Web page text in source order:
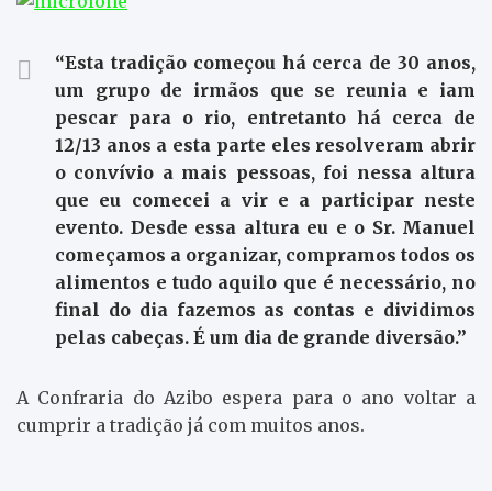
“Esta tradição começou há cerca de 30 anos,
um grupo de irmãos que se reunia e iam
pescar para o rio, entretanto há cerca de
12/13 anos a esta parte eles resolveram abrir
o convívio a mais pessoas, foi nessa altura
que eu comecei a vir e a participar neste
evento. Desde essa altura eu e o Sr. Manuel
começamos a organizar, compramos todos os
alimentos e tudo aquilo que é necessário, no
final do dia fazemos as contas e dividimos
pelas cabeças. É um dia de grande diversão.”
A Confraria do Azibo espera para o ano voltar a
cumprir a tradição já com muitos anos.